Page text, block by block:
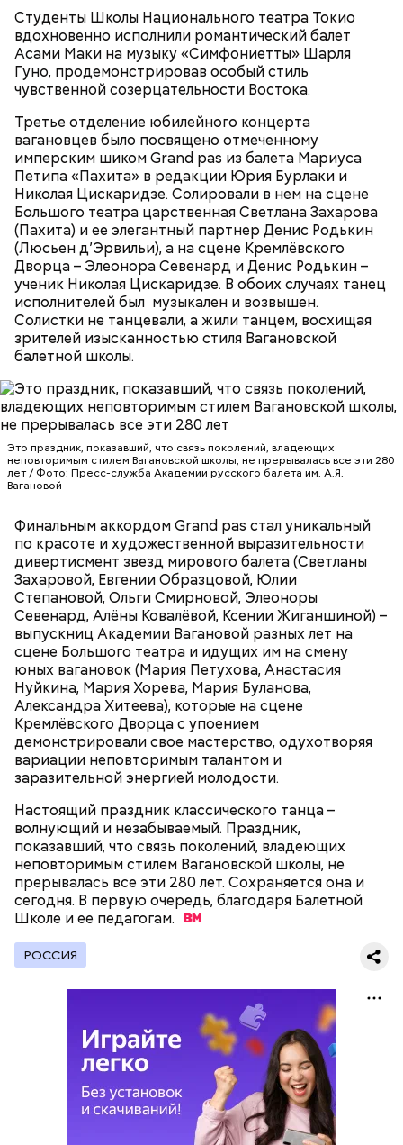
Студенты Школы Национального театра Токио
вдохновенно исполнили романтический балет
Асами Маки на музыку «Симфониетты» Шарля
Гуно, продемонстрировав особый стиль
чувственной созерцательности Востока.
Третье отделение юбилейного концерта
вагановцев было посвящено отмеченному
имперским шиком Grand pas из балета Мариуса
Петипа «Пахита» в редакции Юрия Бурлаки и
Николая Цискаридзе. Солировали в нем на сцене
Большого театра царственная Светлана Захарова
(Пахита) и ее элегантный партнер Денис Родькин
(Люсьен д’Эрвильи), а на сцене Кремлёвского
Дворца – Элеонора Севенард и Денис Родькин –
ученик Николая Цискаридзе. В обоих случаях танец
исполнителей был музыкален и возвышен.
Солистки не танцевали, а жили танцем, восхищая
зрителей изысканностью стиля Вагановской
балетной школы.
Это праздник, показавший, что связь поколений, владеющих
неповторимым стилем Вагановской школы, не прерывалась все эти 280
лет / Фото: Пресс-служба Академии русского балета им. А.Я.
Вагановой
Финальным аккордом Grand pas стал уникальный
по красоте и художественной выразительности
дивертисмент звезд мирового балета (Светланы
Захаровой, Евгении Образцовой, Юлии
Степановой, Ольги Смирновой, Элеоноры
Севенард, Алёны Ковалёвой, Ксении Жиганшиной) –
выпускниц Академии Вагановой разных лет на
сцене Большого театра и идущих им на смену
юных вагановок (Мария Петухова, Анастасия
Нуйкина, Мария Хорева, Мария Буланова,
Александра Хитеева), которые на сцене
Кремлёвского Дворца с упоением
демонстрировали свое мастерство, одухотворяя
вариации неповторимым талантом и
заразительной энергией молодости.
Настоящий праздник классического танца –
волнующий и незабываемый. Праздник,
показавший, что связь поколений, владеющих
неповторимым стилем Вагановской школы, не
прерывалась все эти 280 лет. Сохраняется она и
сегодня. В первую очередь, благодаря Балетной
Школе и ее педагогам.
РОССИЯ
Пародия на популярные в 1980-е годы шпионские
Мадмартиган, «Уиллоу» (Willow, 1988)
Фото: «Уиллоу» (Willow, 1988)
В этой удивительно красивой приключенческой
сказке Рона Ховарда Килмер исполнил роль
мошенника, но при этом искусного и доблестного
воина Мадмартигана, который помогает главному
герою доставить чудесную девочку Элору к
и совершенных компьютерных технологий,
сегодня «Уиллоу» все так же вызывает интерес и
поражает воображение. Удивительно, но в 1988
году главной «приманкой» для зрителей был не
фэнтезийный сюжет, а именно 29-летний Килмер,
незадолго до этого сыгравший в мегауспешном
фильме «Лучший стрелок». На съемках актер
познакомился со своей будущей женой Джоан
Уэйли.
Джек Эндрюс, «Убей меня снова» (Kill
Me Again, 1989)
Фото: «Убей меня снова» (Kill Me Again, 1989)
Moving", 1996)
Cosmic Girl (из альбома "Travelling Without
Moving", 1996)
Deeper Underground (из альбома "Synkronized",
1999)